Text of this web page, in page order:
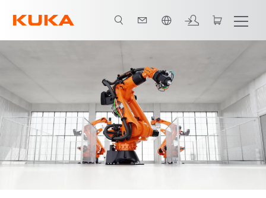
Anwendungen Predictive Power durch KI FSW-Technologie